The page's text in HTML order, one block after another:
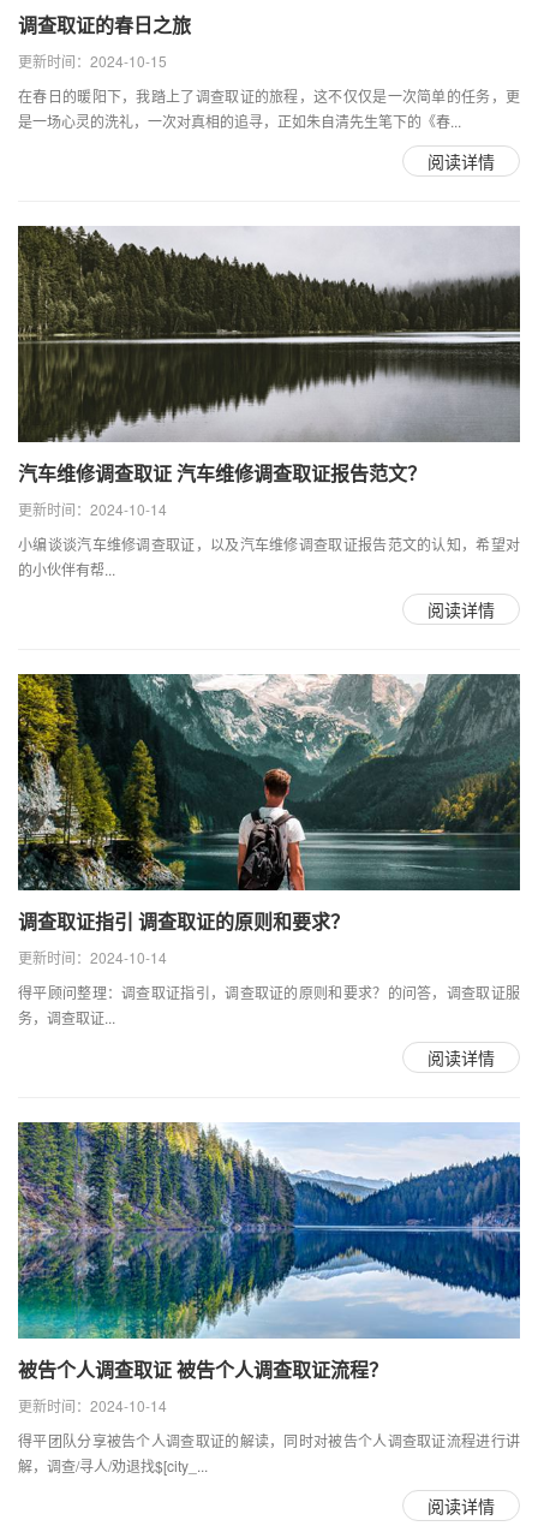
调查取证的春日之旅
更新时间：2024-10-15
在春日的暖阳下，我踏上了调查取证的旅程，这不仅仅是一次简单的任务，更
是一场心灵的洗礼，一次对真相的追寻，正如朱自清先生笔下的《春...
阅读详情
汽车维修调查取证 汽车维修调查取证报告范文？
更新时间：2024-10-14
小编谈谈汽车维修调查取证，以及汽车维修调查取证报告范文的认知，希望对
的小伙伴有帮...
阅读详情
调查取证指引 调查取证的原则和要求？
更新时间：2024-10-14
得平顾问整理：调查取证指引，调查取证的原则和要求？的问答，调查取证服
务，调查取证...
阅读详情
被告个人调查取证 被告个人调查取证流程？
更新时间：2024-10-14
得平团队分享被告个人调查取证的解读，同时对被告个人调查取证流程进行讲
解，调查/寻人/劝退找$[city_...
阅读详情